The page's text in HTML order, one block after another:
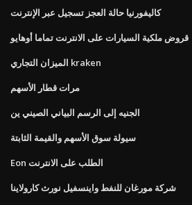
كاليفورنيا حالة العجز تسجيل عبر الإنترنت
قروض ملكية السيارات على الانترنت تماما أوهايو
الميزان التجاري kraken
مرات قطار الأسهم
الجنيه إلى الرسم البياني الصيني ين
سيولة سوق الأسهم والقيمة الثابتة
Eon الطلب على الانترنت
شركة مورغان للنفط واينسفيل نورث كارولاينا